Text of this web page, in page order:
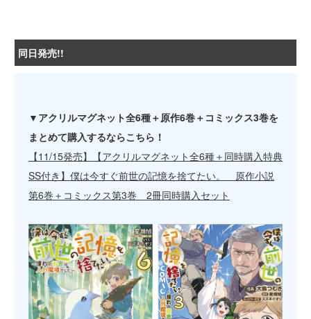
同日発売!!
▼アクリルマグネット全6種＋原作6巻＋コミックス3巻を
まとめて購入するならこちら！
【11/15発売】【アクリルマグネット全6種＋同時購入特典
SS付き】僕は今すぐ前世の記憶を捨てたい。 原作小説
第6巻＋コミックス第3巻 2冊同時購入セット